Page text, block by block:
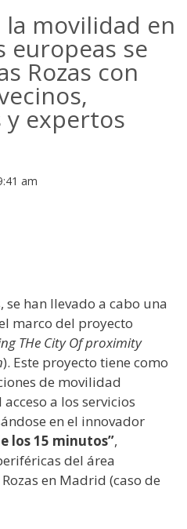
movilidad en
europeas se
Rozas con
expertos
am
se han llevado a cabo una
marco del proyecto
THe City Of proximity
). Este proyecto tiene como
de movilidad
a los servicios
en el innovador
los 15 minutos”,
del área
en Madrid (caso de